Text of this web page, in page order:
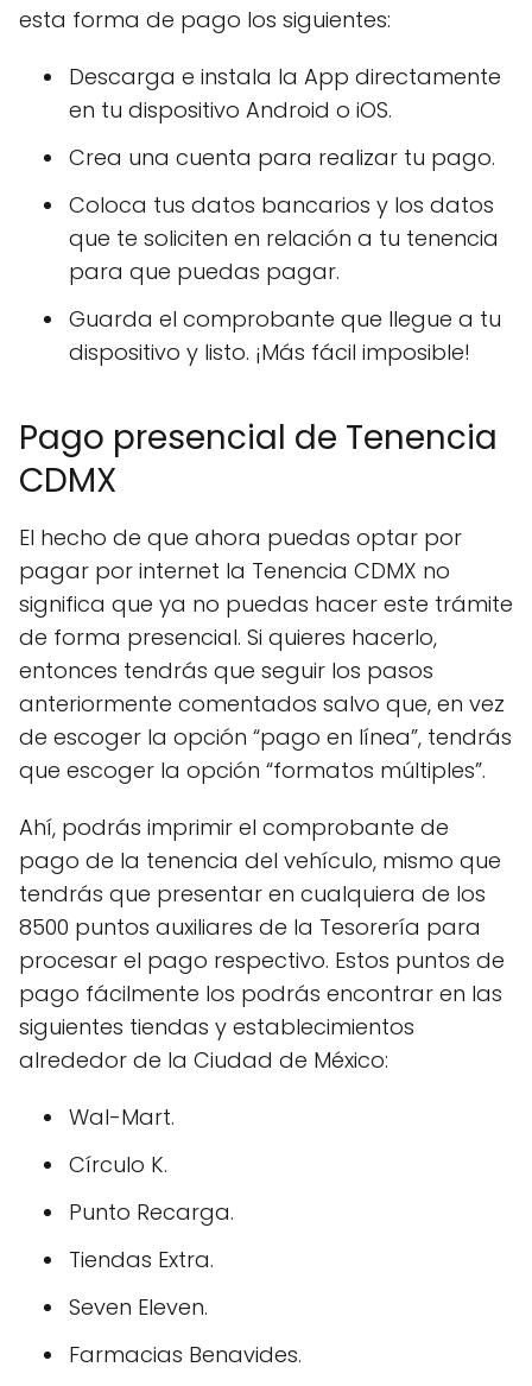
esta forma de pago los siguientes:
Descarga e instala la App directamente
en tu dispositivo Android o iOS.
Crea una cuenta para realizar tu pago.
Coloca tus datos bancarios y los datos
que te soliciten en relación a tu tenencia
para que puedas pagar.
Guarda el comprobante que llegue a tu
dispositivo y listo. ¡Más fácil imposible!
Pago presencial de Tenencia
CDMX
El hecho de que ahora puedas optar por
pagar por internet la Tenencia CDMX no
significa que ya no puedas hacer este trámite
de forma presencial. Si quieres hacerlo,
entonces tendrás que seguir los pasos
anteriormente comentados salvo que, en vez
de escoger la opción “pago en línea”, tendrás
que escoger la opción “formatos múltiples”.
Ahí, podrás imprimir el comprobante de
pago de la tenencia del vehículo, mismo que
tendrás que presentar en cualquiera de los
8500 puntos auxiliares de la Tesorería para
procesar el pago respectivo. Estos puntos de
pago fácilmente los podrás encontrar en las
siguientes tiendas y establecimientos
alrededor de la Ciudad de México:
Wal-Mart.
Círculo K.
Punto Recarga.
Tiendas Extra.
Seven Eleven.
Farmacias Benavides.